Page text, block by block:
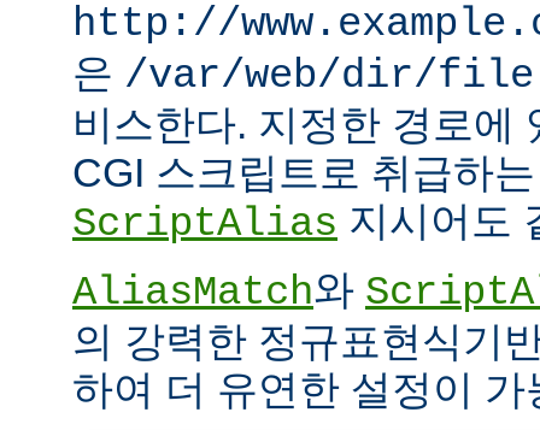
http://
은 /var/web/dir/
비스한다. 지정한 경로에
CGI 스크립트로 취급하
ScriptAlias 지시어도
AliasMatch와
의 강력한 정규표현식기
하여 더 유연한 설정이